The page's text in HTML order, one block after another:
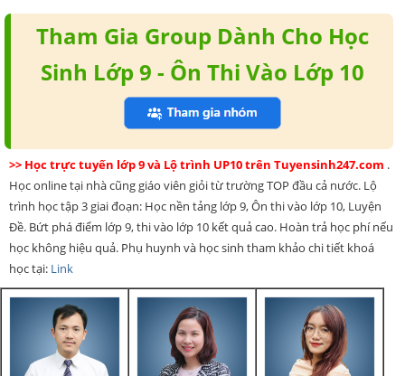
Tham Gia Group Dành Cho Học
Sinh Lớp 9 - Ôn Thi Vào Lớp 10
>> Học trực tuyến lớp 9 và Lộ trình UP10 trên Tuyensinh247.com .
Học online tại nhà cũng giáo viên giỏi từ trường TOP đầu cả nước. Lộ
trình học tập 3 giai đoạn: Học nền tảng lớp 9, Ôn thi vào lớp 10, Luyện
Đề. Bứt phá điểm lớp 9, thi vào lớp 10 kết quả cao. Hoàn trả học phí nếu
học không hiệu quả. Phụ huynh và học sinh tham khảo chi tiết khoá
học tại: Link